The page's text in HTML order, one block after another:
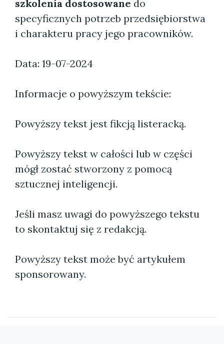
szkolenia dostosowane do
specyficznych potrzeb przedsiębiorstwa
i charakteru pracy jego pracowników.
Data: 19-07-2024
Informacje o powyższym tekście:
Powyższy tekst jest fikcją listeracką.
Powyższy tekst w całości lub w części
mógł zostać stworzony z pomocą
sztucznej inteligencji.
Jeśli masz uwagi do powyższego tekstu
to skontaktuj się z redakcją.
Powyższy tekst może być artykułem
sponsorowany.